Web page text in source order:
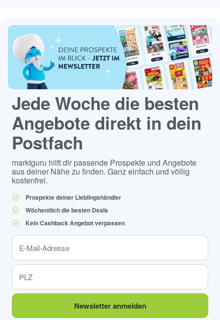
Jede Woche die besten
Angebote direkt in dein
Postfach
marktguru hilft dir passende Prospekte und Angebote
aus deiner Nähe zu finden. Ganz einfach und völlig
kostenfrei.
Prospekte deiner Lieblingshändler
Wöchentlich die besten Deals
Kein Cashback Angebot verpassen
Newsletter anmelden